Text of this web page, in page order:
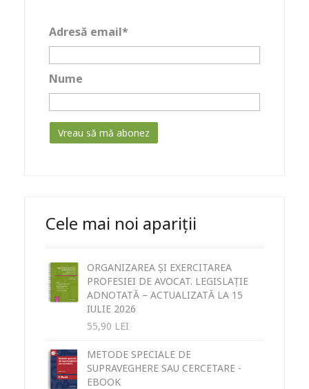
Adresă email*
Nume
Cele mai noi apariții
ORGANIZAREA ȘI EXERCITAREA
PROFESIEI DE AVOCAT. LEGISLAȚIE
ADNOTATĂ – ACTUALIZATĂ LA 15
IULIE 2026
55,90 LEI
METODE SPECIALE DE
SUPRAVEGHERE SAU CERCETARE -
EBOOK